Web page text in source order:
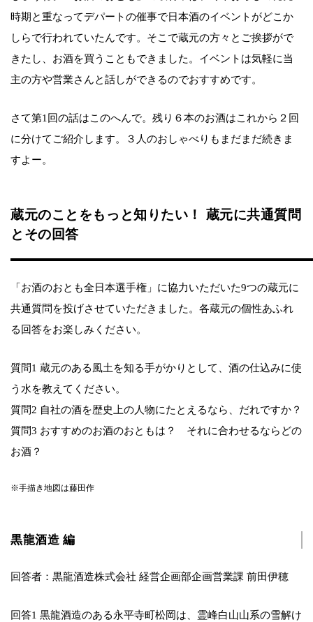
時期と重なってデパートの催事で日本酒のイベントがどこか
しらで行われていたんです。そこで蔵元の方々とご挨拶がで
きたし、お酒を買うこともできました。イベントは気軽に当
主の方や営業さんと話しができるのでおすすめです。
さて第1回の話はこのへんで。残り６本のお酒はこれから２回
に分けてご紹介します。３人のおしゃべりもまだまだ続きま
すよー。
蔵元のことをもっと知りたい！ 蔵元に共通質問
とその回答
「お酒のおとも全日本選手権」に協力いただいた9つの蔵元に
共通質問を投げさせていただきました。各蔵元の個性あふれ
る回答をお楽しみください。
質問1 蔵元のある風土を知る手がかりとして、酒の仕込みに使
う水を教えてください。
質問2 自社の酒を歴史上の人物にたとえるなら、だれですか？
質問3 おすすめのお酒のおともは？ それに合わせるならどの
お酒？
※手描き地図は藤田作
黒龍酒造 編
回答者：黒龍酒造株式会社 経営企画部企画営業課 前田伊穂
回答1 黒龍酒造のある永平寺町松岡は、霊峰白山山系の雪解け